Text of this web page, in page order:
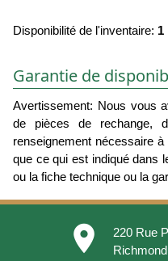
Disponibilité de l'inventaire: 1
Garantie de
Avertissement: Nous vous
de pièces de rechange,
renseignement nécessaire à
que ce qui est indiqué dans
ou la fiche technique ou la
place
220 Rue